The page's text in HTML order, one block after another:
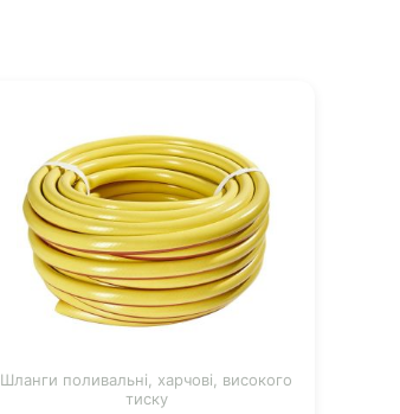
Шланги поливальні, харчові, високого
тиску